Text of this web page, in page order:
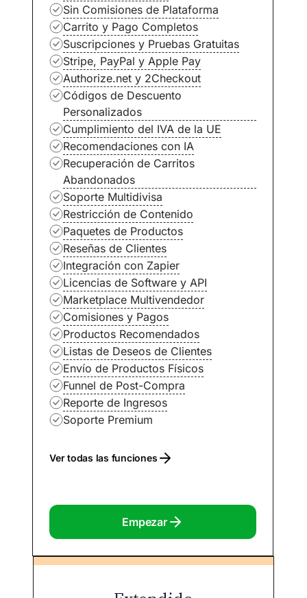
Sin Comisiones de Plataforma
Carrito y Pago Completos
Suscripciones y Pruebas Gratuitas
Stripe, PayPal y Apple Pay
Authorize.net y 2Checkout
Códigos de Descuento
Personalizados
Cumplimiento del IVA de la UE
Recomendaciones con IA
Recuperación de Carritos
Abandonados
Soporte Multidivisa
Restricción de Contenido
Paquetes de Productos
Reseñas de Clientes
Integración con Zapier
Licencias de Software y API
Marketplace Multivendedor
Comisiones y Pagos
Productos Recomendados
Listas de Deseos de Clientes
Envío de Productos Físicos
Funnel de Post-Compra
Reporte de Ingresos
Soporte Premium
Ver todas las funciones
Empezar